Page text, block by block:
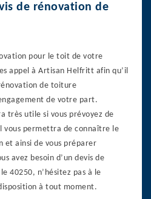
de rénovation de
pour le toit de votre
appel à Artisan Helfritt afin qu’il
de toiture
de votre part.
très utile si vous prévoyez de
permettra de connaître le
et ainsi de vous préparer
avez besoin d’un devis de
40250, n’hésitez pas à le
à tout moment.